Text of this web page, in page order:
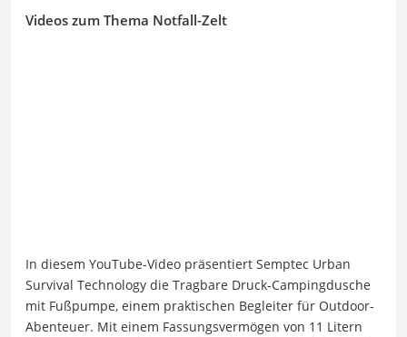
Videos zum Thema Notfall-Zelt
In diesem YouTube-Video präsentiert Semptec Urban
Survival Technology die Tragbare Druck-Campingdusche
mit Fußpumpe, einem praktischen Begleiter für Outdoor-
Abenteuer. Mit einem Fassungsvermögen von 11 Litern